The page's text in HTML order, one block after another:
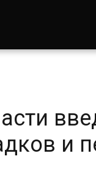
и